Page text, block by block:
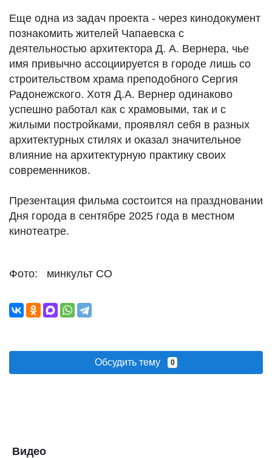
Еще одна из задач проекта - через кинодокумент
познакомить жителей Чапаевска с
деятельностью архитектора Д. А. Вернера, чье
имя привычно ассоциируется в городе лишь со
строительством храма преподобного Сергия
Радонежского. Хотя Д.А. Вернер одинаково
успешно работал как с храмовыми, так и с
жилыми постройками, проявлял себя в разных
архитектурных стилях и оказал значительное
влияние на архитектурную практику своих
современников.
Презентация фильма состоится на праздновании
Дня города в сентябре 2025 года в местном
кинотеатре.
Фото: минкульт СО
Обсудить тему 0
Видео